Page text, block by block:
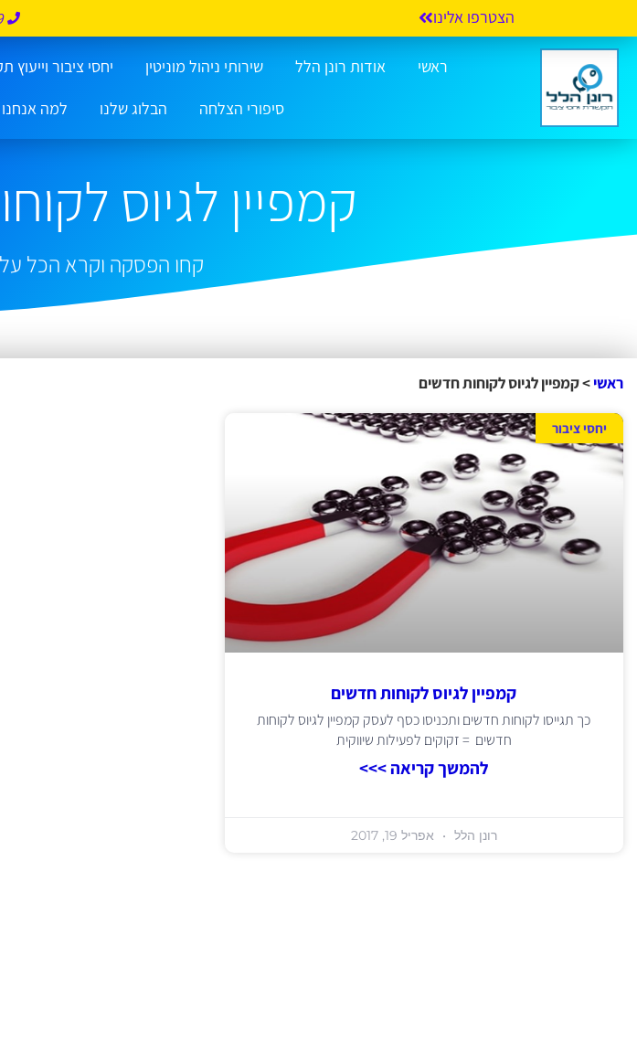
הצטרפו אלינו
ראשי אודות רונן הלל שירותי ניהול מוניטין יחסי ציבור וייעוץ
סיפורי הצלחה
הבלוג שלנו למה אנחנו
קמפיין לגיוס
קחו הפסקה וקרא הכל
ראשי>קמפיין לגיוס לקוחות חדשים
יחסי ציבור
קמפיין לגיוס לקוחות חדשים
כך תגייסו לקוחות חדשים ותכניסו כסף לעסק קמפיין לגיוס לקוחות
חדשים = זקוקים לפעילות שיווקית
להמשך קריאה >>>
רונן הלל אפריל 19, 2017